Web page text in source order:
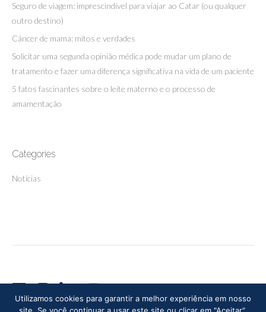
Seguro de viagem: imprescindível para viajar ao Catar (ou qualquer
outro destino)
Câncer de mama: mitos e verdades
Solicitar uma segunda opinião médica pode mudar um plano de
tratamento e fazer uma diferença significativa na vida de um paciente
5 fatos fascinantes sobre o leite materno e o processo de
amamentação
Categories
Notícias
Utilizamos cookies para garantir a melhor experiência em nosso